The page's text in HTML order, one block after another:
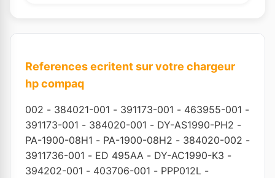
References ecritent sur votre chargeur
hp compaq
002 - 384021-001 - 391173-001 - 463955-001 -
391173-001 - 384020-001 - DY-AS1990-PH2 -
PA-1900-08H1 - PA-1900-08H2 - 384020-002 -
3911736-001 - ED 495AA - DY-AC1990-K3 -
394202-001 - 403706-001 - PPP012L -